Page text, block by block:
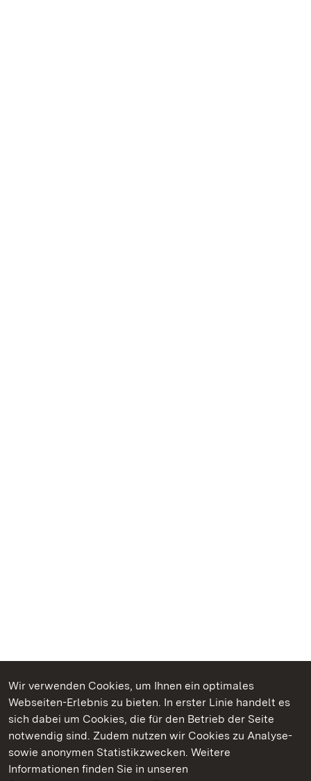
Wir verwenden Cookies, um Ihnen ein optimales
Webseiten-Erlebnis zu bieten. In erster Linie handelt es
sich dabei um Cookies, die für den Betrieb der Seite
notwendig sind. Zudem nutzen wir Cookies zu Analyse-
sowie anonymen Statistikzwecken. Weitere
Informationen finden Sie in unseren
Kommen. Staunen. Genießen.